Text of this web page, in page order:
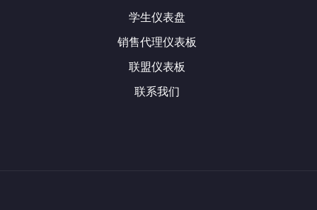
学生仪表盘
销售代理仪表板
联盟仪表板
联系我们